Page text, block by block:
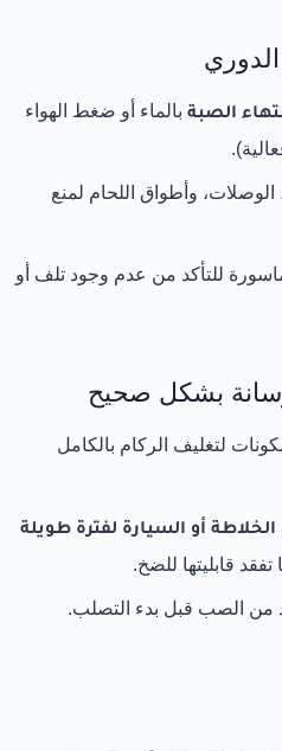
الصبة بالماء أو ضغط الهواء
الوصلات، وأطواق اللحام لمنع
للتأكد من عدم وجود تلف أو
بشكل صحيح
لتغليف الركام بالكامل
أو السيارة لفترة طويلة
قابليتها للضخ.
من الصب قبل بدء التصلب.